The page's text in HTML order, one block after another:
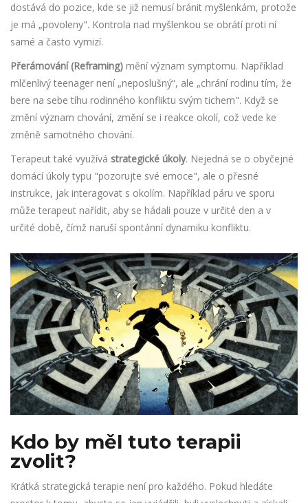
dostává do pozice, kde se již nemusí bránit myšlenkám, protože
je má „povoleny". Kontrola nad myšlenkou se obrátí proti ní
samé a často vymizí.
Přerámování (Reframing) mění význam symptomu. Například
mlčenlivý teenager není „neposlušný“, ale „chrání rodinu tím, že
bere na sebe tíhu rodinného konfliktu svým tichem". Když se
změní význam chování, změní se i reakce okolí, což vede ke
změně samotného chování.
Terapeut také využívá strategické úkoly. Nejedná se o obyčejné
domácí úkoly typu "pozorujte své emoce", ale o přesné
instrukce, jak interagovat s okolím. Například páru ve sporu
může terapeut nařídit, aby se hádali pouze v určité den a v
určité době, čímž naruší spontánní dynamiku konfliktu.
Kdo by měl tuto terapii
zvolit?
Krátká strategická terapie není pro každého. Pokud hledáte